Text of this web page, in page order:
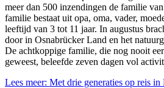
meer dan 500 inzendingen de familie
familie bestaat uit opa, oma, vader,
leeftijd van 3 tot 11 jaar. In augustus
door in Osnabrücker Land en het
De achtkoppige familie, die nog nooit
geweest, beleefde zeven dagen vol
Lees meer: Met drie generaties op reis in